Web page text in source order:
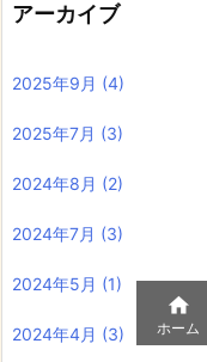
アーカイブ
2025年9月 (4)
2025年7月 (3)
2024年8月 (2)
2024年7月 (3)
2024年5月 (1)
2024年4月 (3)

ホーム